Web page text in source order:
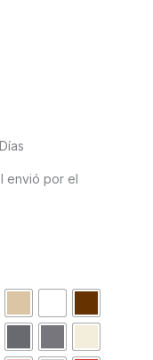
envió por el